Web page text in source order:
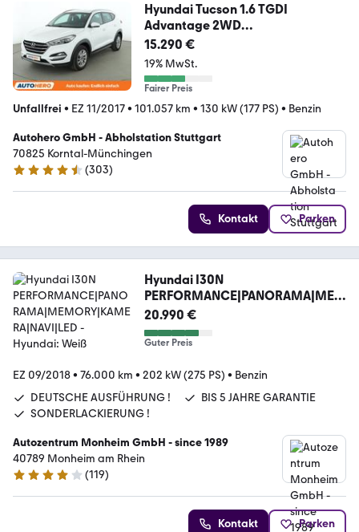
Hyundai Tucson 1.6 TGDI
Advantage 2WD
*NAV*TEMPO*CAM*PDC
15.290 €
19% MwSt.
Fairer Preis
Unfallfrei • EZ 11/2017• 101.057 km • 130 kW (177 PS) • Benzin
Autohero GmbH - Abholstation Stuttgart
70825 Korntal-Münchingen
4.4 Sterne
(303)
Kontakt Parken
Hyundai I30N
PERFORMANCE|PANORAMA|MEM
ORY|KAMERA|NAVI|LED
20.990 €
Guter Preis
EZ 09/2018• 76.000 km • 202 kW (275 PS) • Benzin
DEUTSCHE AUSFÜHRUNG !
BIS 5 JAHRE GARANTIE
SONDERLACKIERUNG !
Autozentrum Monheim GmbH - since 1989
40789 Monheim am Rhein
4 Sterne
(119)
Kontakt Parken